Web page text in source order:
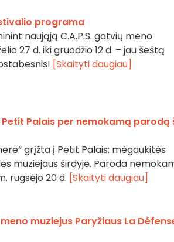
programa
naująją C.A.P.S. gatvių meno
27 d. iki gruodžio 12 d. – jau šeštą
[Skaityti daugiau]
Palais per nemokamą parodą
grįžta į Petit Palais: mėgaukitės
muziejaus širdyje. Paroda
rugsėjo 20 d. [Skaityti daugiau]
muziejus Paryžiaus La